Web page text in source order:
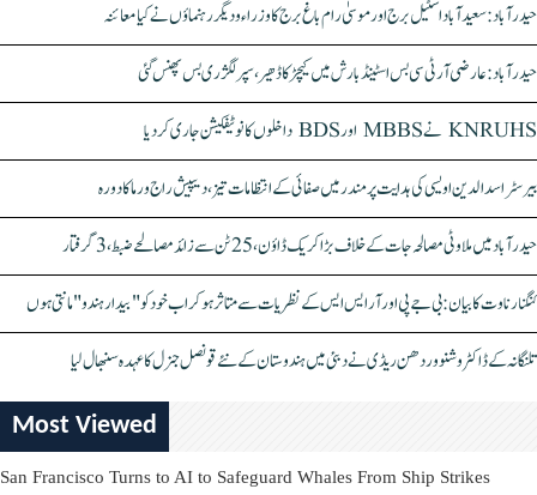
حیدرآباد: سعیدآباد اسٹیل برج اور موسیٰ رام باغ برج کا وزراء و دیگر رہنماؤں نے کیا معائنہ
حیدرآباد: عارضی آر ٹی سی بس اسٹینڈ بارش میں کیچڑ کا ڈھیر، سپر لگژری بس پھنس گئی
KNRUHS نے MBBS اور BDS داخلوں کا نوٹیفکیشن جاری کر دیا
بیرسٹر اسدالدین اویسی کی ہدایت پر مندر میں صفائی کے انتظامات تیز، دیپیش راج ورما کا دورہ
حیدرآباد میں ملاوٹی مصالحہ جات کے خلاف بڑا کریک ڈاؤن، 25 ٹن سے زائد مصالحے ضبط، 3 گرفتار
کنگنا رناوت کا بیان: بی جے پی اور آر ایس ایس کے نظریات سے متاثر ہو کر اب خود کو "بیدار ہندو" مانتی ہوں
تلنگانہ کے ڈاکٹر وشنو وردھن ریڈی نے دبئی میں ہندوستان کے نئے قونصل جنرل کا عہدہ سنبھال لیا
Most Viewed
San Francisco Turns to AI to Safeguard Whales From Ship Strikes